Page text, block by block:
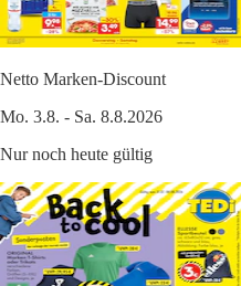
Netto Marken-Discount
Mo. 3.8. - Sa. 8.8.2026
Nur noch heute gültig